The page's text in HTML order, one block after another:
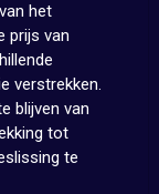
het
prijs van
verstrekken.
blijven van
tot
te